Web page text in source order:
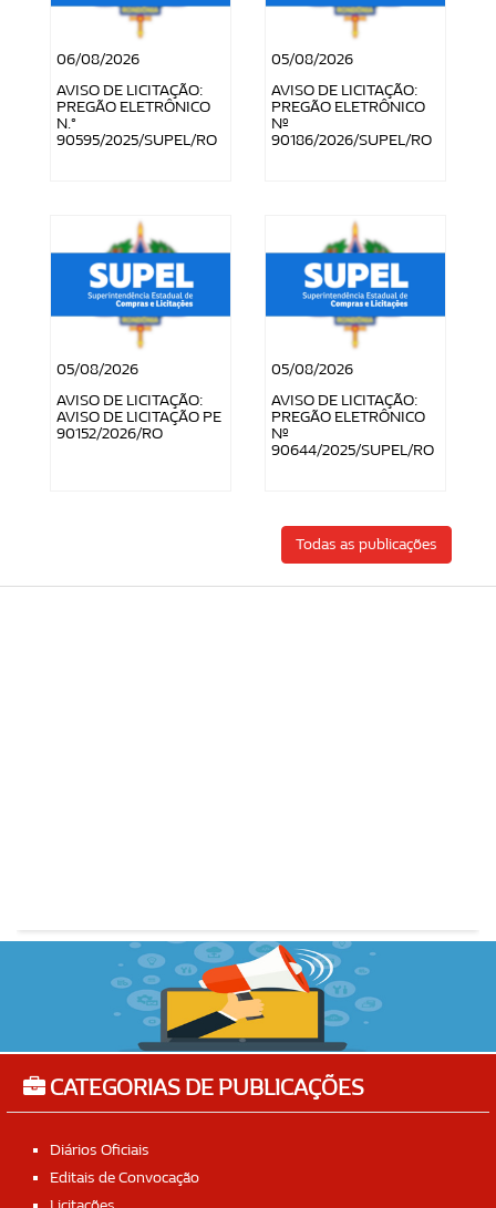
06/08/2026
AVISO DE LICITAÇÃO:
PREGÃO ELETRÔNICO
N.°
90595/2025/SUPEL/RO
05/08/2026
AVISO DE LICITAÇÃO:
PREGÃO ELETRÔNICO
Nº
90186/2026/SUPEL/RO
05/08/2026
AVISO DE LICITAÇÃO:
AVISO DE LICITAÇÃO PE
90152/2026/RO
05/08/2026
AVISO DE LICITAÇÃO:
PREGÃO ELETRÔNICO
Nº
90644/2025/SUPEL/RO
Todas as publicações
CATEGORIAS DE PUBLICAÇÕES
Diários Oficiais
Editais de Convocação